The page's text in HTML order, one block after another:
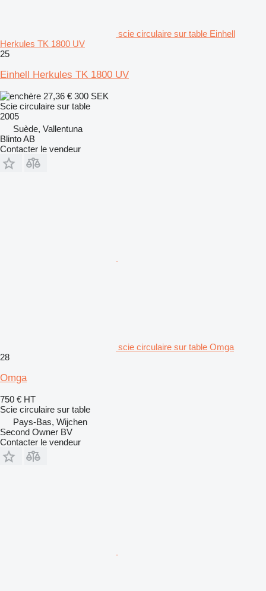
scie circulaire sur table Einhell
Herkules TK 1800 UV
25
Einhell Herkules TK 1800 UV
27,36 € 300 SEK
Scie circulaire sur table
2005
Suède, Vallentuna
Blinto AB
Contacter le vendeur
scie circulaire sur table Omga
28
Omga
750 € HT
Scie circulaire sur table
Pays-Bas, Wijchen
Second Owner BV
Contacter le vendeur